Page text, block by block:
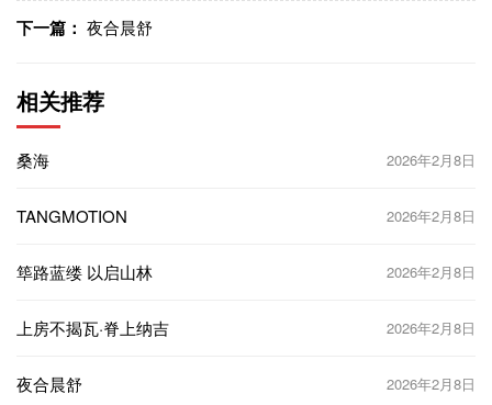
下一篇： 夜合晨舒
相关推荐
桑海 2026年2月8日
TANGMOTION 2026年2月8日
筚路蓝缕 以启山林 2026年2月8日
上房不揭瓦·脊上纳吉 2026年2月8日
夜合晨舒 2026年2月8日